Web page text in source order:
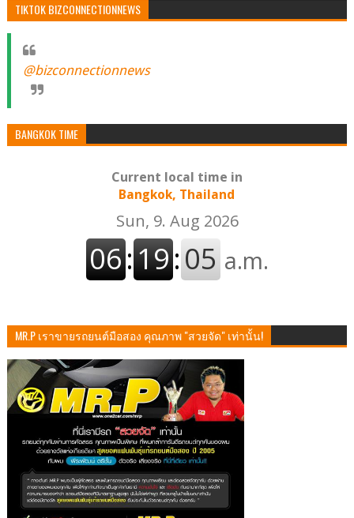
TIKTOK BIZCONNECTIONNEWS
@bizconnectionnews
BANGKOK TIME
Current local time in
Bangkok, Thailand
MR.P เราขายรถยนต์มือสอง คุณภาพ "สวยจัด" เท่านั้น!